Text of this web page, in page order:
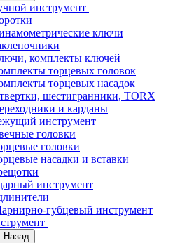
инструмент
ключи
комплекты ключей
торцевых головок
торцевых насадок
шестигранники, TORX
и карданы
инструмент
головки
головки
насадки и вставки
инструмент
губцевый инструмент
Назад